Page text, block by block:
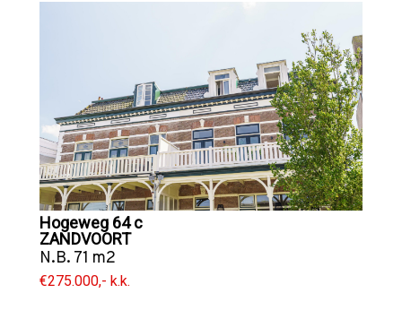
Hogeweg 64 c
ZANDVOORT
N.B. 71 m2
€275.000,- k.k.